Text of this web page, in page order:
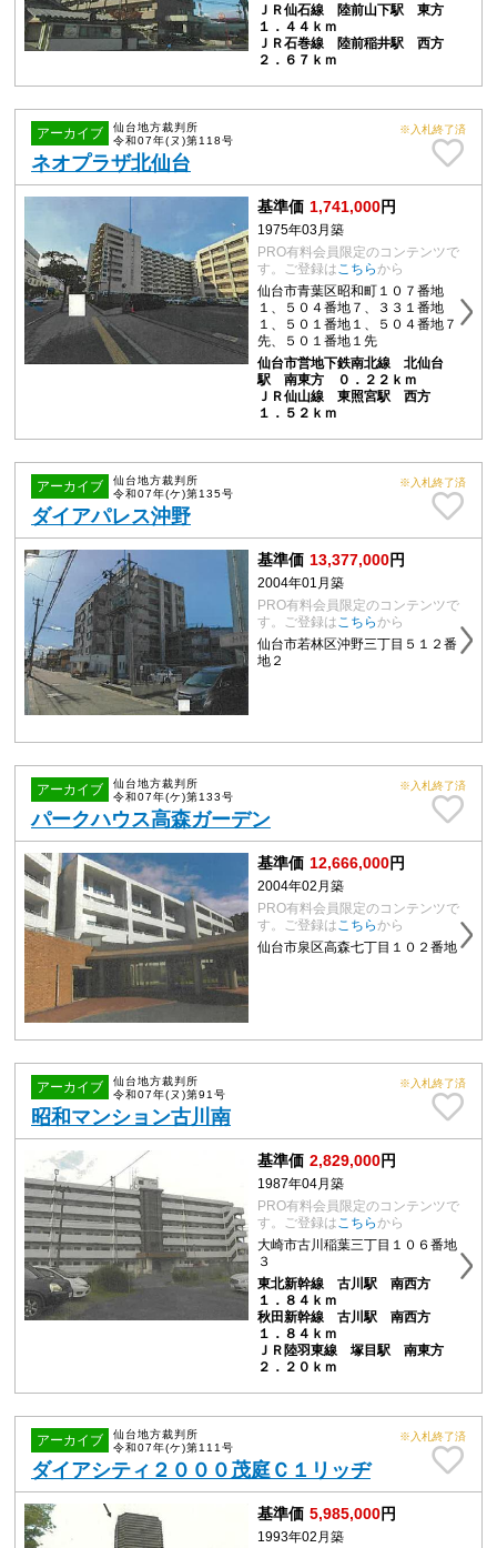
ＪＲ仙石線 陸前山下駅 東方
１．４４ｋｍ
ＪＲ石巻線 陸前稲井駅 西方
２．６７ｋｍ
アーカイブ
仙台地方裁判所
令和07年(ヌ)第118号
ネオプラザ北仙台
※入札終了済
基準価 1,741,000円
1975年03月築
PRO有料会員限定のコンテンツで
す。ご登録は こちら から
仙台市青葉区昭和町１０７番地
１、５０４番地７、３３１番地
１、５０１番地１、５０４番地７
先、５０１番地１先
仙台市営地下鉄南北線 北仙台
駅 南東方 ０．２２ｋｍ
ＪＲ仙山線 東照宮駅 西方
１．５２ｋｍ
アーカイブ
仙台地方裁判所
令和07年(ケ)第135号
ダイアパレス沖野
※入札終了済
基準価 13,377,000円
2004年01月築
PRO有料会員限定のコンテンツで
す。ご登録は こちら から
仙台市若林区沖野三丁目５１２番
地２
アーカイブ
仙台地方裁判所
令和07年(ケ)第133号
パークハウス高森ガーデン
※入札終了済
基準価 12,666,000円
2004年02月築
PRO有料会員限定のコンテンツで
す。ご登録は こちら から
仙台市泉区高森七丁目１０２番地
アーカイブ
仙台地方裁判所
令和07年(ヌ)第91号
昭和マンション古川南
※入札終了済
基準価 2,829,000円
1987年04月築
PRO有料会員限定のコンテンツで
す。ご登録はこちら から
大崎市古川稲葉三丁目１０６番地
３
東北新幹線 古川駅 南西方
１．８４ｋｍ
秋田新幹線 古川駅 南西方
１．８４ｋｍ
ＪＲ陸羽東線 塚目駅 南東方
２．２０ｋｍ
アーカイブ
仙台地方裁判所
令和07年(ケ)第111号
ダイアシティ２０００茂庭Ｃ１リッヂ
※入札終了済
基準価 5,985,000円
1993年02月築